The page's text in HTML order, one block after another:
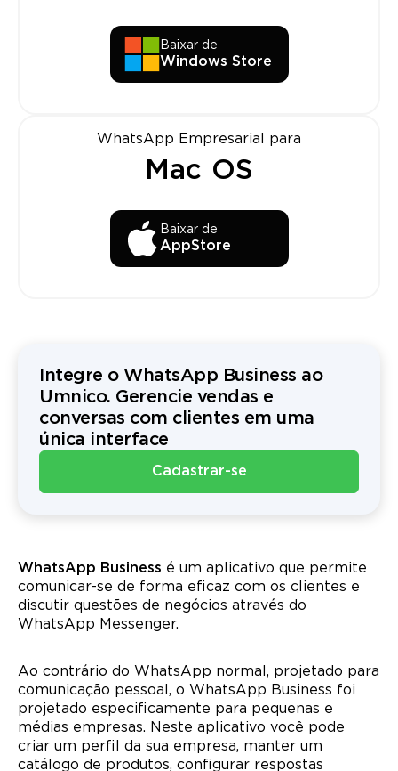
Baixar de
Windows Store
WhatsApp Empresarial para
Mac OS
Baixar de
AppStore
Integre o WhatsApp Business ao
Umnico. Gerencie vendas e
conversas com clientes em uma
única interface
Cadastrar-se
WhatsApp Business é um aplicativo que permite
comunicar-se de forma eficaz com os clientes e
discutir questões de negócios através do
WhatsApp Messenger.
Ao contrário do WhatsApp normal, projetado para
comunicação pessoal, o WhatsApp Business foi
projetado especificamente para pequenas e
médias empresas. Neste aplicativo você pode
criar um perfil da sua empresa, manter um
catálogo de produtos, configurar respostas